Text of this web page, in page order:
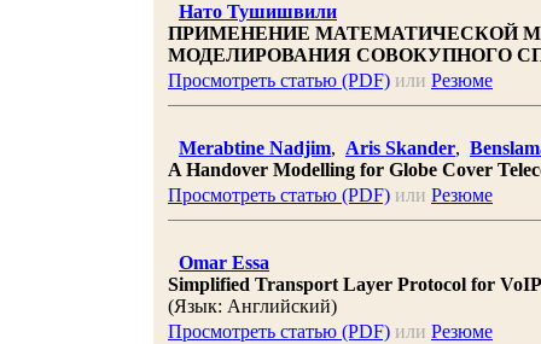
Нато Тушишвили
ПРИМЕНЕНИЕ МАТЕМАТИЧЕСКОЙ
МОДЕЛИРОВАНИЯ СОВОКУПНОГО
Просмотреть статью (PDF) или Резюме
Merabtine Nadjim, Aris Skander,
A Handover Modelling for Globe Cover
Просмотреть статью (PDF) или Резюме
Omar Essa
Simplified Transport Layer Protocol for
(Язык: Английский)
Просмотреть статью (PDF) или Резюме